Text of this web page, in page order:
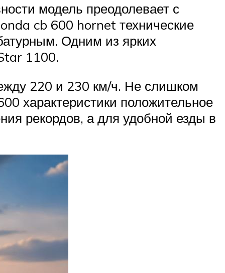
модель преодолевает с
cb 600 hornet технические
Одним из ярких
1100.
220 и 230 км/ч. Не слишком
характеристики положительное
рекордов, а для удобной езды в